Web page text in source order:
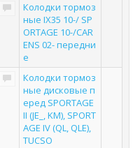
Колодки тормоз
ные IX35 10-/ SP
ORTAGE 10-/CAR
ENS 02- передни
е
Колодки тормоз
ные дисковые п
еред SPORTAGE
II (JE_, KM), SPORT
AGE IV (QL, QLE),
TUCSO